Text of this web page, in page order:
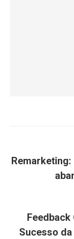
de
Feedback
Sucesso